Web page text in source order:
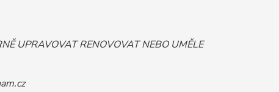
UPRAVOVAT RENOVOVAT NEBO UMĚLE